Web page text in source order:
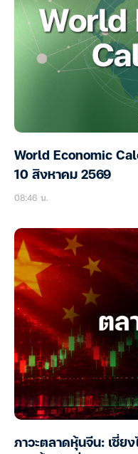
World Economic
10 สิงหาคม 2569
08:46 น.
ภาวะตลาดหุ้นจีน: เซี่ย